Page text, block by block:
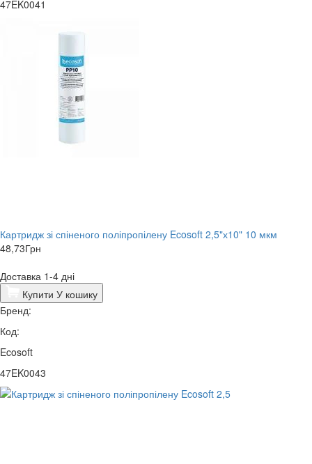
47EK0041
Картридж зі спіненого поліпропілену Ecosoft 2,5"х10" 10 мкм
48,73Грн
Доставка 1-4 дні
Купити У кошику
Бренд:
Код:
Ecosoft
47EK0043